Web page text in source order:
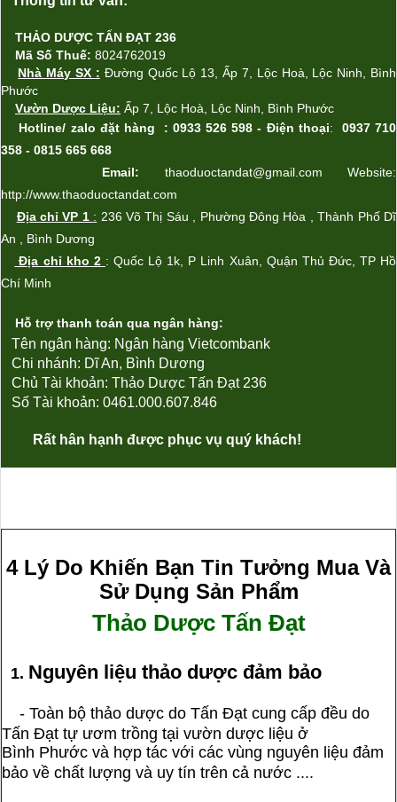
THẢO DƯỢC TẤN ĐẠT 236
Mã Số Thuế: 8024762019
Nhà Máy SX : Đường Quốc Lộ 13, Ấp 7, Lộc Hoà,
Lộc Ninh, Bình
Phước
Vườn Dược Liệu: Ấp 7, L ộc Hoà L ộc Ninh, Bình Phước
Hotline/ zalo đặt hàng : 0933 526 598 - Điện thoại:
0937 710
358 - 0815 665 668
Email: thaoduoctandat@gmail.com Website:
http://www.thaoduoctandat.com
Địa chỉ VP 1 : 236 Võ Thị Sáu , Phường Đông Hòa , Thành Phố Dĩ
An , Bình Dương
Địa chỉ kho 2 : Quốc Lộ 1k , P Linh Xuân, Quận Thủ Đức, TP Hồ
Chí Minh
Hỗ trợ thanh toán qua ngân hàng:
Tên ngân hàng: Ngân hàng Vietcombank
Chi nhánh: Dĩ An, Bình Dương
Chủ Tài khoản: Thảo Dược Tấn Đạt 236
Số Tài khoản: 0461.000.607.846
Rất hân hạnh được phục vụ quý khách!
4 Lý Do Khiến Bạn Tin Tưởng Mua Và
Sử Dụng Sản Phẩm
Thảo Dược Tấn Đạt
1. Nguyên liệu thảo dược đảm bảo
- Toàn bộ thảo dược do Tấn Đạt cung cấp đều do
Tấn Đạt tự ươm trồng tại vườn dược liệu ở
Bình Phước và hợp tác với các vùng nguyên liệu đảm
bảo về chất lượng và uy tín trên cả nước ....